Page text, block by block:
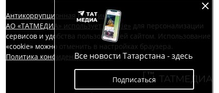
Все новости Татарстана - здесь
Подписаться
Антикоррупционная политика
АО «ТАТМЕДИА» использует «cookie» для персонализации
сервисов и удобства пользователей сайтом. Использование
«cookie» можно отменить в настройках браузера.
Политика конфиденциальности